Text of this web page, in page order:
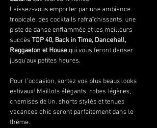
Laissez-vous emporter par une ambiance
tropicale, des cocktails rafraîchissants, une
piste de danse enflammée et les meilleurs
succès TOP 40, Back in Time, Dancehall,
Reggaeton et House qui vous feront danser
jusqu’aux petites heures.
Pour l’occasion, sortez vos plus beaux looks
estivaux! Maillots élégants, robes légères,
chemises de lin, shorts stylés et tenues
vacances chic seront parfaitement dans le
thème.